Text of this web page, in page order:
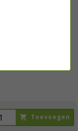
Toevoegen